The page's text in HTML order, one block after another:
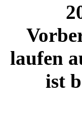
laufen
ist